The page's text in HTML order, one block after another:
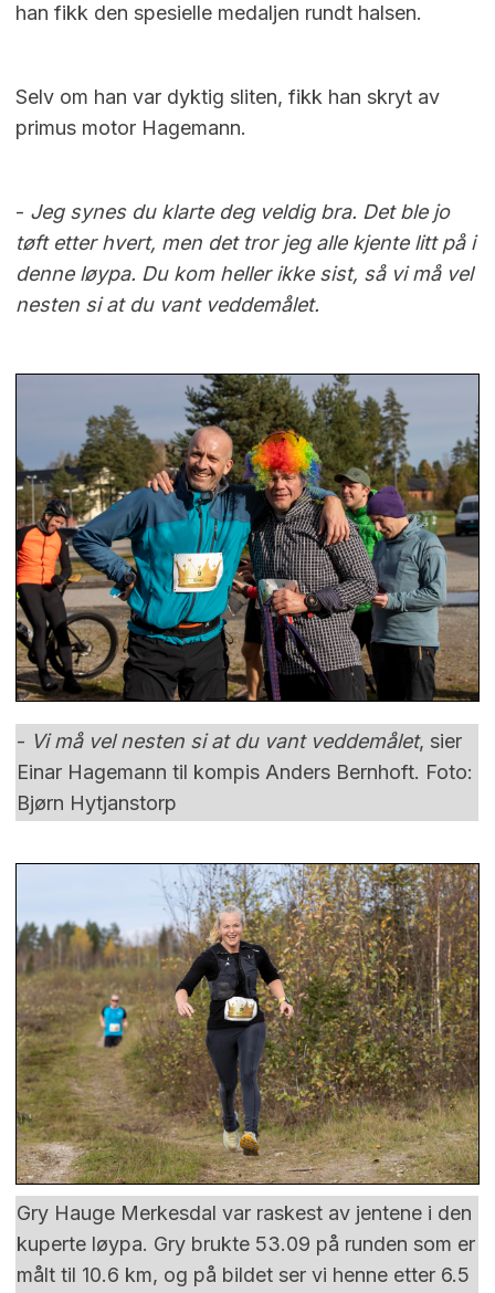
han fikk den spesielle medaljen rundt halsen.
Selv om han var dyktig sliten, fikk han skryt av
primus motor Hagemann.
- Jeg synes du klarte deg veldig bra. Det ble jo
tøft etter hvert, men det tror jeg alle kjente litt på i
denne løypa. Du kom heller ikke sist, så vi må vel
nesten si at du vant veddemålet.
- Vi må vel nesten si at du vant veddemålet, sier
Einar Hagemann til kompis Anders Bernhoft. Foto:
Bjørn Hytjanstorp
Gry Hauge Merkesdal var raskest av jentene i den
kuperte løypa. Gry brukte 53.09 på runden som er
målt til 10.6 km, og på bildet ser vi henne etter 6.5